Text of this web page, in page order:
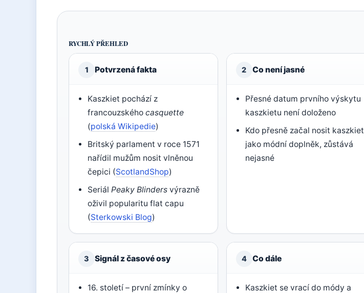
RYCHLÝ PŘEHLED
1 Potvrzená fakta
Kaszkiet pochází z
francouzskéhocasquette
(polská Wikipedie)
Britský parlament v roce 1571
nařídil mužům nosit vlněnou
čepici (ScotlandShop)
SeriálPeaky Blinders výrazně
oživil popularitu flat capu
(Sterkowski Blog)
2 Co není jasné
Přesné datum prvního výskytu
kaszkietu není doloženo
Kdo přesně začal nosit kaszkiet
jako módní doplněk, zůstává
nejasné
3 Signál z časové osy
16. století – první zmínky o
4 Co dále
Kaszkiet se vrací do módy a